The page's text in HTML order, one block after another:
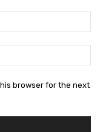
browser for the next